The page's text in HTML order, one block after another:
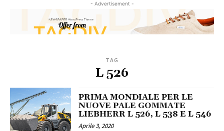
- Advertisement -
TAG
L 526
PRIMA MONDIALE PER LE
NUOVE PALE GOMMATE
LIEBHERR L 526, L 538 E L 546
Aprile 3, 2020